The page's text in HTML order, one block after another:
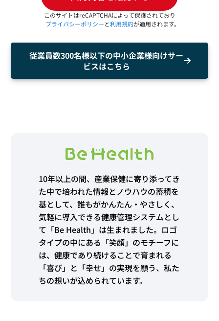
このサイトはreCAPTCHAによって保護されており
プライバシーポリシーと利用規約が適用されます。
従業員数300名様以下の中小企業様向けサー
ビスはこちら
10年以上の間、産業保健に寄り添ってき
た中で培われた情報とノウハウの蓄積を
基として、誰もがかんたん・やさしく、
気軽に導入できる健康管理システムとし
て「Be Health」は生まれました。ロゴ
タイプの中にある「笑顔」のモチーフに
は、健康であり続けることで育まれる
「喜び」と「幸せ」の実現を願う、私た
ちの想いが込められています。